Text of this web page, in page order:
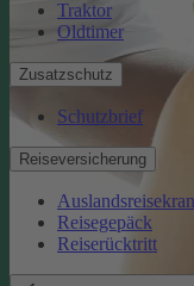
Traktor
Oldtimer
Zusatzschutz
Schutzbrief
Reiseversicherung
Reisegepäck
Reiserücktritt